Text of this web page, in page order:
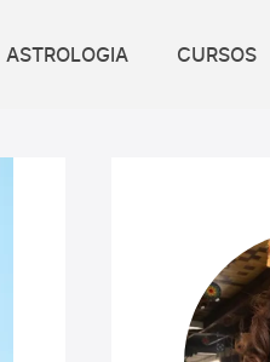
ASTROLOGIA CURSOS